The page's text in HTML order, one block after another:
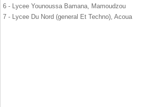
6 - Lycee Younoussa Bamana, Mamoudzou
7 - Lycee Du Nord (general Et Techno), Acoua